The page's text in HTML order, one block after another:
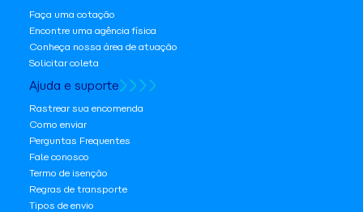
Faça uma cotação
Encontre uma agência física
Conheça nossa área de atuação
Solicitar coleta
Ajuda e suporte
Rastrear sua encomenda
Como enviar
Perguntas Frequentes
Fale conosco
Termo de isenção
Regras de transporte
Tipos de envio